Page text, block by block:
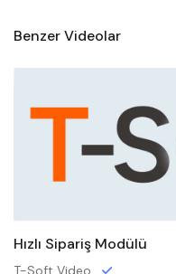
Benzer Videolar
Hızlı Sipariş Modülü
T-Soft Video